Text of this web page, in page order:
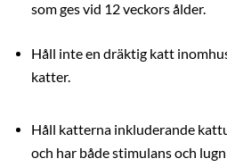
som ges vid 12 veckors ålder.
Håll inte en dräktig katt
katter.
Håll katterna inkluderande
och har både stimulans och